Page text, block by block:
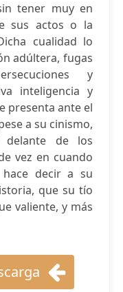
tener muy en
sus actos o la
cualidad lo
adúltera, fugas
y
inteligencia y
presenta ante el
a su cinismo,
de los
vez en cuando
decir a su
que su tío
valiente, y más